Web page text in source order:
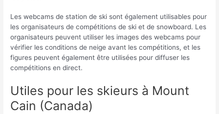
Les webcams de station de ski sont également utilisables pour
les organisateurs de compétitions de ski et de snowboard. Les
organisateurs peuvent utiliser les images des webcams pour
vérifier les conditions de neige avant les compétitions, et les
figures peuvent également être utilisées pour diffuser les
compétitions en direct.
Utiles pour les skieurs à Mount
Cain (Canada)